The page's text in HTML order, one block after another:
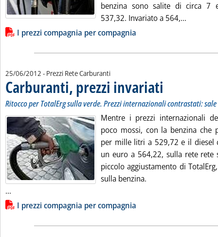
benzina sono salite di circa
537,32. Invariato a 564,...
Lista allegati PDF alla notizia
I prezzi compagnia per compagnia
25/06/2012 - Prezzi Rete Carburanti
Carburanti, prezzi invariati
Ritocco per TotalErg sulla verde. Prezzi internazionali contrastati:
Mentre i prezzi internazionali
poco mossi, con la benzina che
per mille litri a 529,72 e il diesel
un euro a 564,22, sulla rete rete
piccolo aggiustamento di
sulla benzina.
...
Lista allegati PDF alla notizia
I prezzi compagnia per compagnia